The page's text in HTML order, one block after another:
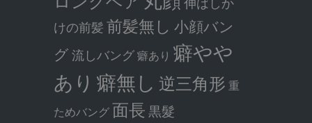
けの前髪前髪無し 小顔バン
グ流しバング癖あり 癖やや
あり 癖無し 逆三角形 重
ためバング 面長黒髮